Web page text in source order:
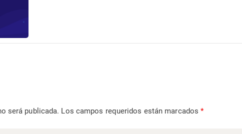
será publicada. Los campos requeridos están marcados*